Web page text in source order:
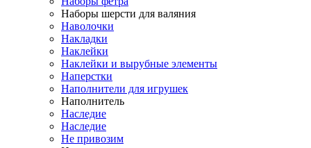
Наборы шерсти для валяния
Наволочки
Накладки
Наклейки
Наклейки и вырубные элементы
Наперстки
Наполнители для игрушек
Наполнитель
Наследие
Наследие
Не привозим